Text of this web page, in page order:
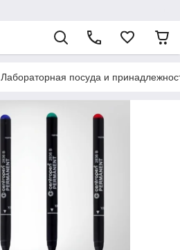
Лабораторная посуда и